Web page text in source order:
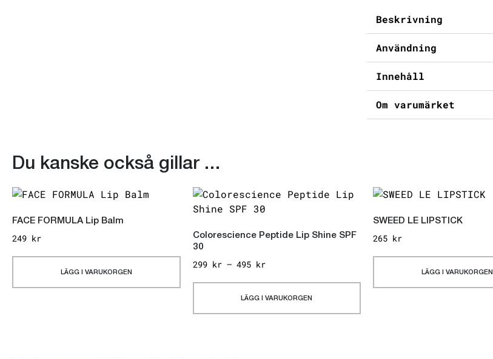
Beskrivning
Användning
Innehåll
Om varumärket
Du kanske också gillar …
FACE FORMULA Lip Balm
249 kr
LÄGG I VARUKORGEN
Colorescience Peptide Lip Shine SPF
30
299 kr – 495 kr
LÄGG I VARUKORGEN
SWEED LE LIPSTICK
265 kr
LÄGG I VARUKORGEN